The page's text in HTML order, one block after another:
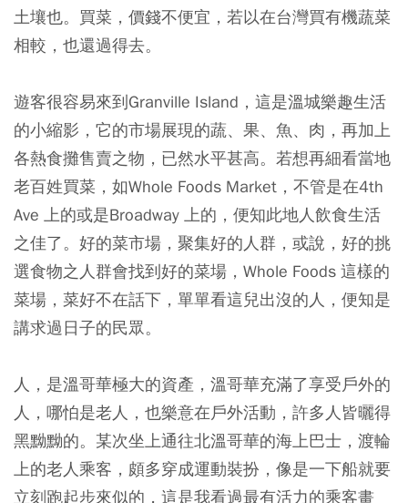
土壤也。買菜，價錢不便宜，若以在台灣買有機蔬菜
相較，也還過得去。
遊客很容易來到Granville Island，這是溫城樂趣生活
的小縮影，它的市場展現的蔬、果、魚、肉，再加上
各熱食攤售賣之物，已然水平甚高。若想再細看當地
老百姓買菜，如Whole Foods Market，不管是在4th
Ave 上的或是Broadway 上的，便知此地人飲食生活
之佳了。好的菜市場，聚集好的人群，或說，好的挑
選食物之人群會找到好的菜場，Whole Foods 這樣的
菜場，菜好不在話下，單單看這兒出沒的人，便知是
講求過日子的民眾。
人，是溫哥華極大的資產，溫哥華充滿了享受戶外的
人，哪怕是老人，也樂意在戶外活動，許多人皆曬得
黑黝黝的。某次坐上通往北溫哥華的海上巴士，渡輪
上的老人乘客，頗多穿成運動裝扮，像是一下船就要
立刻跑起步來似的，這是我看過最有活力的乘客畫